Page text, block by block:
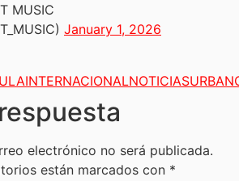
MUSIC
January 1, 2026
INTERNACIONALNOTICIAS
electrónico no será publicada.
están marcados con *